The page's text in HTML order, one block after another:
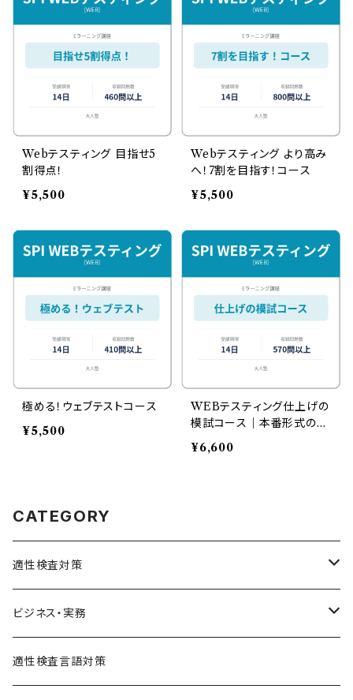
Webテスティング 目指せ5
割得点！
¥5,500
Webテスティング より高み
へ！7割を目指す！コース
¥5,500
極める！ウェブテストコース
¥5,500
WEBテスティング仕上げの
模試コース｜本番形式の模
試16種類・288問
¥6,600
CATEGORY
適性検査対策
SPI対策
テストセンター(SPI-G,SPI-U)
クリティカルシンキング
ビジネス・実務
統計
適性検査言語対策